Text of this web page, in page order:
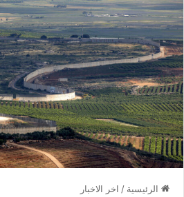
الرئيسية / اخر الاخبار